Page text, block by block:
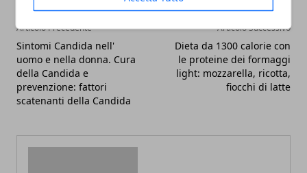
Articolo Precedente
Sintomi Candida nell'
uomo e nella donna. Cura
della Candida e
prevenzione: fattori
scatenanti della Candida
Articolo Successivo
Dieta da 1300 calorie con
le proteine dei formaggi
light: mozzarella, ricotta,
fiocchi di latte